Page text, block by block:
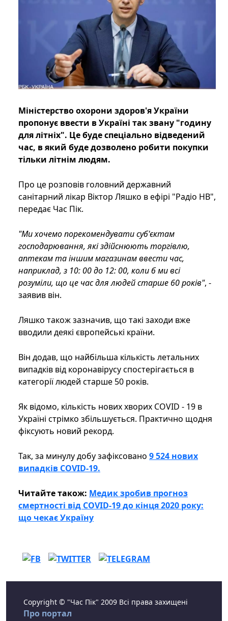
Міністерство охорони здоров'я України
пропонує ввести в Україні так звану "годину
для літніх". Це буде спеціально відведений
час, в який буде дозволено робити покупки
тільки літнім людям.
Про це розповів головний державний
санітарний лікар Віктор Ляшко в ефірі "Радіо НВ",
передає Час Пік.
"Ми хочемо порекомендувати суб'єктам
господарювання, які здійснюють торгівлю,
аптекам та іншим магазинам ввести час,
наприклад, з 10: 00 до 12: 00, коли б ми всі
розуміли, що це час для людей старше 60 років", -
заявив він.
Ляшко також зазначив, що такі заходи вже
вводили деякі європейські країни.
Він додав, що найбільша кількість летальних
випадків від коронавірусу спостерігається в
категорії людей старше 50 років.
Як відомо, кількість нових хворих COVID - 19 в
Україні стрімко збільшується. Практично щодня
фіксують новий рекорд.
Так, за минулу добу зафіксовано 9 524 нових
випадків COVID-19.
Читайте також: Медик зробив прогноз
смертності від COVID-19 до кінця 2020 року:
що чекає Україну
Copyright © "Час Пік" 2009 Всі права захищені
Про портал